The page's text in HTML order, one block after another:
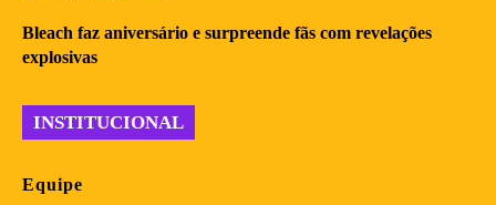
Bleach faz aniversário e surpreende fãs com revelações
explosivas
INSTITUCIONAL
Equipe